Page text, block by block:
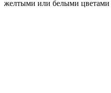
желтыми или белыми цветами